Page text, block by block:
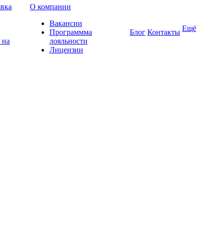
на
О компании
Вакансии
Программма
лояльности
Лицензии
Блог Контакты Ещё